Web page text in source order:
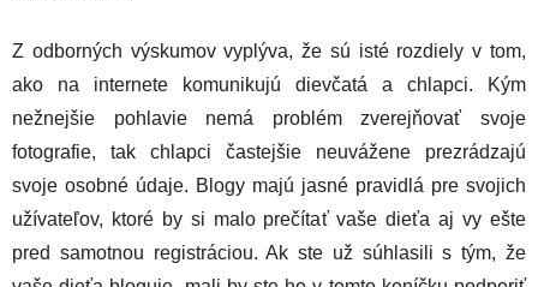
Z odborných výskumov vyplýva, že sú isté rozdiely v tom,
ako na internete komunikujú dievčatá a chlapci. Kým
nežnejšie pohlavie nemá problém zverejňovať svoje
fotografie, tak chlapci častejšie neuvážene prezrádzajú
svoje osobné údaje. Blogy majú jasné pravidlá pre svojich
užívateľov, ktoré by si malo prečítať vaše dieťa aj vy ešte
pred samotnou registráciou. Ak ste už súhlasili s tým, že